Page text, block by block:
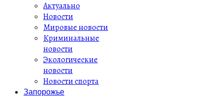
Актуально
Новости
Мировые новости
Криминальные
новости
Экологические
новости
Новости спорта
Запорожье